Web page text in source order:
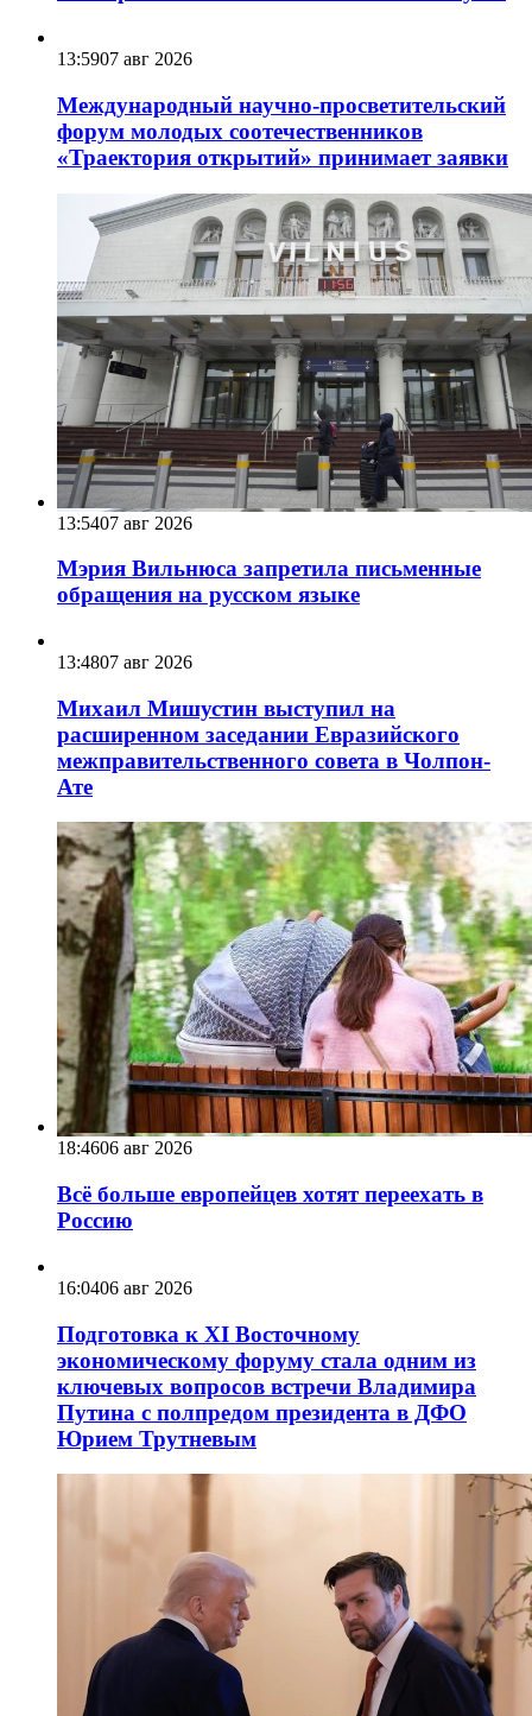
13:5907 авг 2026
Международный научно-просветительский
форум молодых соотечественников
«Траектория открытий» принимает заявки
13:5407 авг 2026
Мэрия Вильнюса запретила письменные
обращения на русском языке
13:4807 авг 2026
Михаил Мишустин выступил на
расширенном заседании Евразийского
межправительственного совета в Чолпон-
Ате
18:4606 авг 2026
Всё больше европейцев хотят переехать в
Россию
16:0406 авг 2026
Подготовка к XI Восточному
экономическому форуму стала одним из
ключевых вопросов встречи Владимира
Путина с полпредом президента в ДФО
Юрием Трутневым